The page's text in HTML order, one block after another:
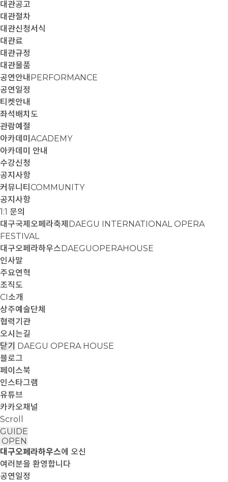
대관공고
대관절차
대관신청서식
대관료
대관규정
대관물품
공연안내 PERFORMANCE
공연일정
티켓안내
좌석배치도
관람예절
아카데미 ACADEMY
아카데미 안내
수강신청
공지사항
커뮤니티 COMMUNITY
공지사항
1:1 문의
대구국제오페라축제 DAEGU INTERNATIONAL OPERA
FESTIVAL
대구오페라하우스DAEGUOPERAHOUSE
인사말
주요연혁
조직도
CI소개
상주예술단체
협력기관
오시는길
닫기 DAEGU OPERA HOUSE
블로그
페이스북
인스타그램
유튜브
카카오채널
Scroll
GUIDE
OPEN
대구오페라하우스에 오신
여러분을 환영합니다
공연일정